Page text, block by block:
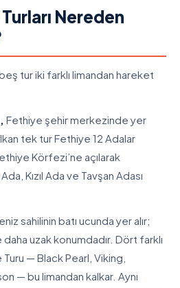
Nereden
tur iki farklı limandan hareket
Fethiye şehir merkezinde yer
tek tur Fethiye 12 Adalar
Körfezi’ne açılarak
Kızıl Ada ve Tavşan Adası
sahilinin batı ucunda yer alır;
uzak konumdadır. Dört farklı
— Black Pearl, Viking,
— bu limandan kalkar. Aynı